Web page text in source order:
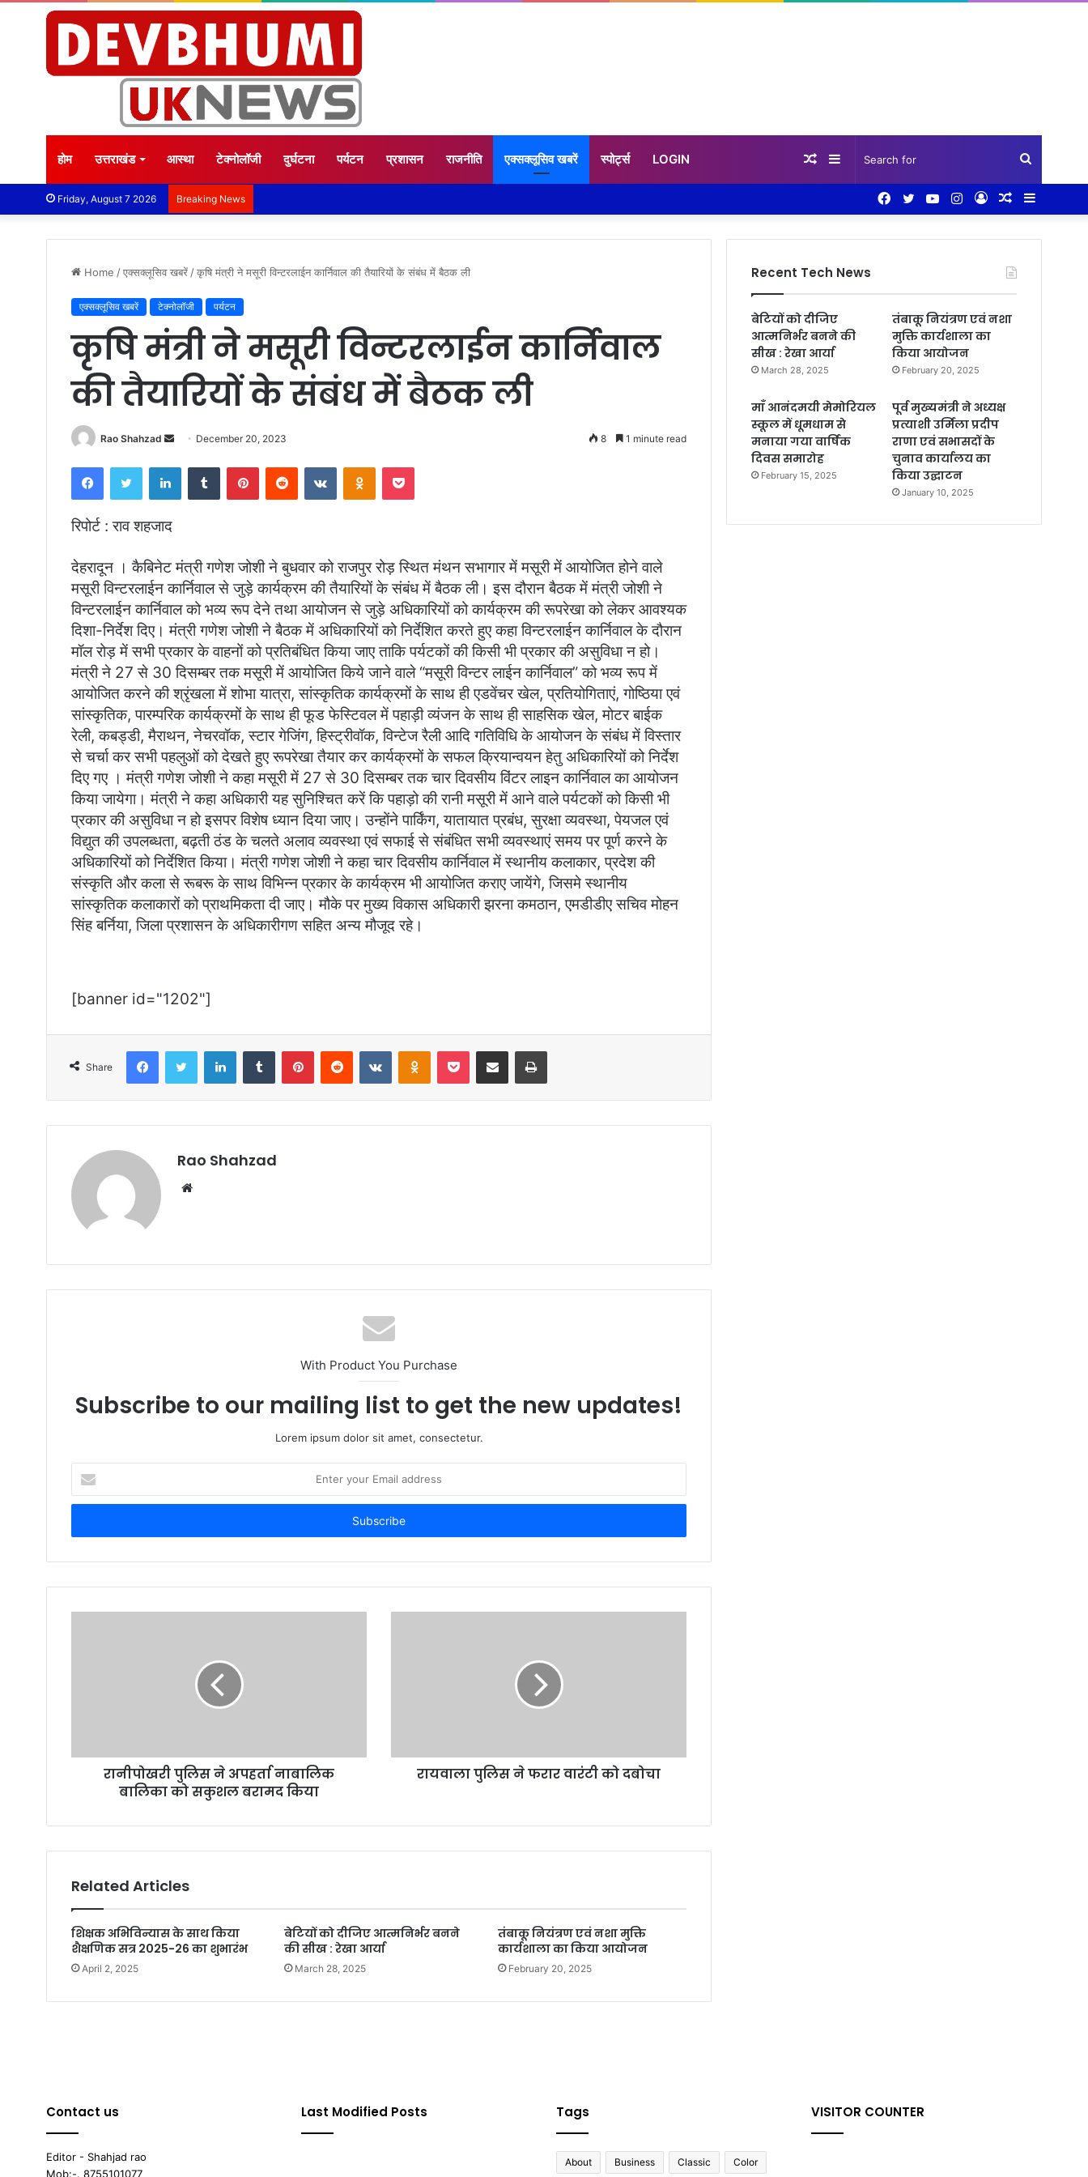
होम उत्तराखंड आस्था टेक्नोलॉजी दुर्घटना पर्यटन प्रशासन राजनीति एक्सक्लूसिव खबरें स्पोर्ट्स LOGIN Search
for
Sidebar
Random
Friday, August 7 2026 Breaking News Sidebar
Random
Log
Instagram
YouTube
Twitter
Facebook
Home /एक्सक्लूसिव खबरें /कृषि मंत्री ने मसूरी विन्टरलाईन कार्निवाल की तैयारियों के संबंध में बैठक ली
एक्सक्लूसिव खबरें टेक्नोलॉजी पर्यटन
कृषि मंत्री ने मसूरी विन्टरलाईन कार्निवाल
की तैयारियों के संबंध में बैठक ली
Rao Shahzad
Send December 20, 2023 8 1 minute read
FacebookTwitter LinkedInTumblr PinterestReddit VKontakteOdnoklassniki
Pocket
रिपोर्ट : राव शहजाद
देहरादून । कैबिनेट मंत्री गणेश जोशी ने बुधवार को राजपुर रोड़ स्थित मंथन सभागार में मसूरी में आयोजित होने वाले
मसूरी विन्टरलाईन कार्निवाल से जुड़े कार्यक्रम की तैयारियों के संबंध में बैठक ली। इस दौरान बैठक में मंत्री जोशी ने
विन्टरलाईन कार्निवाल को भव्य रूप देने तथा आयोजन से जुड़े अधिकारियों को कार्यक्रम की रूपरेखा को लेकर आवश्यक
दिशा-निर्देश दिए। मंत्री गणेश जोशी ने बैठक में अधिकारियों को निर्देशित करते हुए कहा विन्टरलाईन कार्निवाल के दौरान
मॉल रोड़ में सभी प्रकार के वाहनों को प्रतिबंधित किया जाए ताकि पर्यटकों की किसी भी प्रकार की असुविधा न हो।
मंत्री ने 27 से 30 दिसम्बर तक मसूरी में आयोजित किये जाने वाले “मसूरी विन्टर लाईन कार्निवाल” को भव्य रूप में
आयोजित करने की श्रृंखला में शोभा यात्रा, सांस्कृतिक कार्यक्रमों के साथ ही एडवेंचर खेल, प्रतियोगिताएं, गोष्ठिया एवं
सांस्कृतिक, पारम्परिक कार्यक्रमों के साथ ही फूड फेस्टिवल में पहाड़ी व्यंजन के साथ ही साहसिक खेल, मोटर बाईक
रेली, कबड्डी, मैराथन, नेचरवॉक, स्टार गेजिंग, हिस्ट्रीवॉक, विन्टेज रैली आदि गतिविधि के आयोजन के संबंध में विस्तार
से चर्चा कर सभी पहलुओं को देखते हुए रूपरेखा तैयार कर कार्यक्रमों के सफल क्रियान्वयन हेतु अधिकारियों को निर्देश
दिए गए । मंत्री गणेश जोशी ने कहा मसूरी में 27 से 30 दिसम्बर तक चार दिवसीय विंटर लाइन कार्निवाल का आयोजन
किया जायेगा। मंत्री ने कहा अधिकारी यह सुनिश्चित करें कि पहाड़ो की रानी मसूरी में आने वाले पर्यटकों को किसी भी
प्रकार की असुविधा न हो इसपर विशेष ध्यान दिया जाए। उन्होंने पार्किंग, यातायात प्रबंध, सुरक्षा व्यवस्था, पेयजल एवं
विद्युत की उपलब्धता, बढ़ती ठंड के चलते अलाव व्यवस्था एवं सफाई से संबंधित सभी व्यवस्थाएं समय पर पूर्ण करने के
अधिकारियों को निर्देशित किया। मंत्री गणेश जोशी ने कहा चार दिवसीय कार्निवाल में स्थानीय कलाकार, प्रदेश की
संस्कृति और कला से रूबरू के साथ विभिन्न प्रकार के कार्यक्रम भी आयोजित कराए जायेंगे, जिसमे स्थानीय
सांस्कृतिक कलाकारों को प्राथमिकता दी जाए। मौके पर मुख्य विकास अधिकारी झरना कमठान, एमडीडीए सचिव मोहन
सिंह बर्निया, जिला प्रशासन के अधिकारीगण सहित अन्य मौजूद रहे।
[banner id="1202"]
Share
FacebookTwitter LinkedInTumblr PinterestReddit VKontakteOdnoklassniki
Pocket Share via Email Print
Rao Shahzad
Website
With Product You Purchase
Subscribe to our mailing list to get the new updates!
Lorem ipsum dolor sit amet, consectetur.
your
Email
रानीपोखरी पुलिस ने अपहर्ता नाबालिक
बालिका को सकुशल बरामद किया
रायवाला पुलिस ने फरार वारंटी को दबोचा
Related Articles
शिक्षक अभिविन्यास के साथ किया
शैक्षणिक सत्र 2025-26 का शुभारंभ
April 2, 2025
बेटियों को दीजिए आत्मनिर्भर बनने
की सीख : रेखा आर्या
March 28, 2025
तंबाकू नियंत्रण एवं नशा मुक्ति
कार्यशाला का किया आयोजन
February 20, 2025
Recent Tech News
बेटियों को दीजिए
आत्मनिर्भर बनने की
सीख : रेखा आर्या
March 28, 2025
तंबाकू नियंत्रण एवं नशा
मुक्ति कार्यशाला का
किया आयोजन
February 20, 2025
माँ आनंदमयी मेमोरियल
स्कूल में धूमधाम से
मनाया गया वार्षिक
दिवस समारोह
February 15, 2025
पूर्व मुख्यमंत्री ने अध्यक्ष
प्रत्याशी उर्मिला प्रदीप
राणा एवं सभासदों के
चुनाव कार्यालय का
किया उद्घाटन
January 10, 2025
Contact us
Editor - Shahjad rao
Mob:-. 8755101077
Last Modified Posts Tags
About Business Classic Color
VISITOR COUNTER